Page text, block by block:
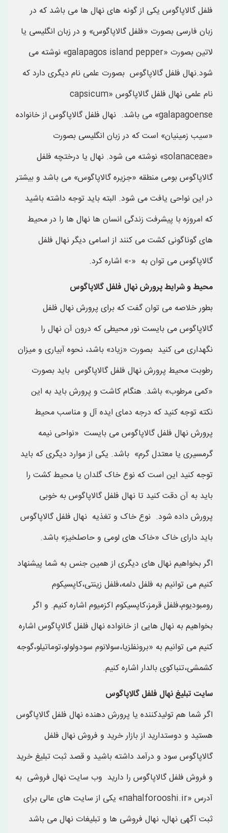
فلفل گالاپاگوس یکی از گونه های نهال ها می باشد که در
زبان فارسی بصورت «فلفل گالاپاگوس» و در زبان انگلیسی یا
لاتین بصورت «galapagos island pepper» نوشته می
شود.نهال فلفل گالاپاگوس بصورت علمی نام دیگری دارد که
نام علمی نهال فلفل گالاپاگوس «capsicum
galapagoense» می باشد. نهال فلفل گالاپاگوس از خانواده
«سیب زمینیان» است که در زبان انگلیسی بصورت
«solanaceae» نوشته می شود. نهال یا درختچه فلفل
گالاپاگوس بومی منطقه «جزیره گالاپاگوس» می باشد و بیشتر
در این نواحی یافت می شود. البته باید توجه داشته باشید
که امروزه با پیشرفت زندگی انسان ها نهال ها را در محیط
های گوناگونی کشت می کنند از اسامی دیگر نهال فلفل
گالاپاگوس می توان به «-» اشاره کرد.
محیط و شرایط پرورش نهال فلفل گالاپاگوس
بطور خلاصه می توان گفت که برای پرورش نهال فلفل
گالاپاگوس می بایست نور محیطی که درون آن نهال را
نگهداری می کنید بصورت «زیاد» باشد، نحوه آبیاری و میزان
رطوبت محیط پرورش نهال فلفل گالاپاگوس باید بصورت
«کمی مرطوب» باشد. هنگام کاشت و پرورش باید به این
نکته توجه کنید که درجه دمای ایده آل و مناسب محیط
پرورش نهال فلفل گالاپاگوس می بایست «نواحی نیمه
گرمسیری یا معتدل گرم» باشد. یکی از موارد دیگری که باید
توجه کنید این است که نوع خاک گلدان یا محیط کشت را
باید به آن دقت کنید تا نهال فلفل گالاپاگوس به خوبی
پرورش داده شود. نوع خاک و تغذیه نهال فلفل گالاپاگوس
باید دارای خاک «خاک های لومی و حاصلخیز» باشد.
اگر بخواهیم نهال های دیگری از همین جنس به شما پیشنهاد
کنیم می توانیم به فلفل دلمه،فلفل زینتی،کاپسیکوم
رومبودیوم،فلفل قرمز،کاپسیکوم اکزمیوم اشاره کنیم. و اگر
بخواهیم به نهال هایی از خانواده نهال فلفل گالاپاگوس اشاره
کنیم می توانیم به «برونفلزیا،سولانوم سودولولو،توماتیلو،گوجه
کشمشی،تنباکوی بالدار اشاره کنیم.
سایت تبلیغ نهال فلفل گالاپاگوس
اگر شما هم تولیدکننده یا پرورش دهنده نهال فلفل گالاپاگوس
هستید و دوستدارید از بازار خرید و فروش نهال فلفل
گالاپاگوس سود و درآمد داشته باشید و قصد ثبت تبلیغ خرید
و فروش فلفل گالاپاگوس را دارید وب سایت نهال فروشی به
آدرس «nahalforooshi.ir» یکی از سایت های عالی برای
ثبت آگهی نهال، نهال فروشی ها و تبلیغات نهال می باشد